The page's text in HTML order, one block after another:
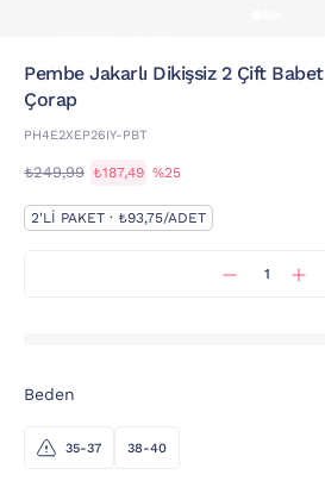
Pembe Jakarlı Dikişsiz 2 Çift Babet
Çorap
PH4E2XEP26IY-PBT
₺249,99 ₺187,49 %25
2'LI PAKET · ₺93,75/ADET
Beden
35-37 38-40